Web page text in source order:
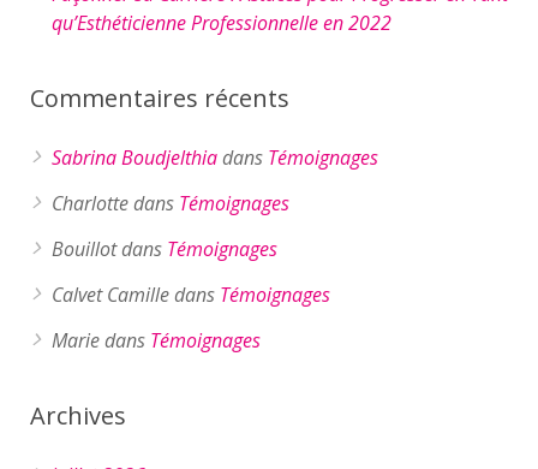
qu’Esthéticienne Professionnelle en 2022
Commentaires récents
Sabrina Boudjelthiadans Témoignages
Charlottedans Témoignages
Bouillotdans Témoignages
Calvet Camilledans Témoignages
Mariedans Témoignages
Archives